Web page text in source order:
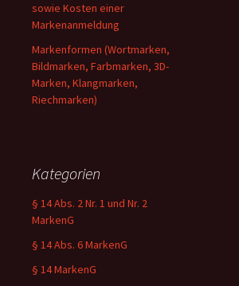
sowie Kosten einer
Markenanmeldung
Markenformen (Wortmarken,
Bildmarken, Farbmarken, 3D-
Marken, Klangmarken,
Riechmarken)
Kategorien
§ 14 Abs. 2 Nr. 1 und Nr. 2
MarkenG
§ 14 Abs. 6 MarkenG
§ 14 MarkenG